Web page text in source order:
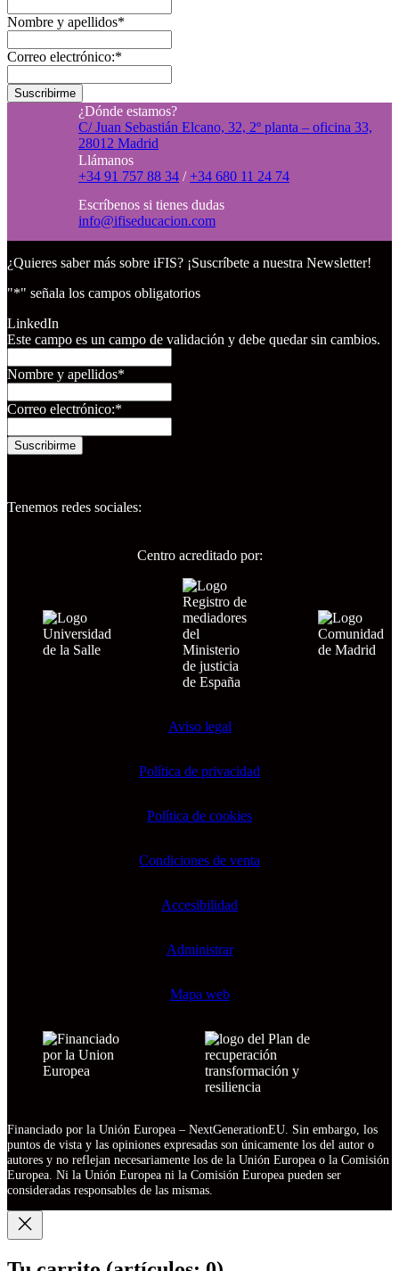
Nombre y apellidos*
Correo electrónico:*
Suscribirme
¿Dónde estamos?
C/ Juan Sebastián Elcano, 32, 2º planta – oficina 33,
28012 Madrid
Llámanos
+34 91 757 88 34 /+34 680 11 24 74
Escríbenos si tienes dudas
info@ifiseducacion.com
¿Quieres saber más sobre iFIS? ¡Suscríbete a nuestra Newsletter!
"*" señala los campos obligatorios
LinkedIn
Este campo es un campo de validación y debe quedar sin cambios.
Nombre y apellidos*
Correo electrónico:*
Suscribirme
Tenemos redes sociales:
Centro acreditado por:
Aviso legal
Política de privacidad
Política de cookies
Condiciones de venta
Accesibilidad
Administrar
Mapa web
Financiado por la Unión Europea – NextGenerationEU. Sin embargo, los
puntos de vista y las opiniones expresadas son únicamente los del autor o
autores y no reflejan necesariamente los de la Unión Europea o la Comisión
Europea. Ni la Unión Europea ni la Comisión Europea pueden ser
consideradas responsables de las mismas.